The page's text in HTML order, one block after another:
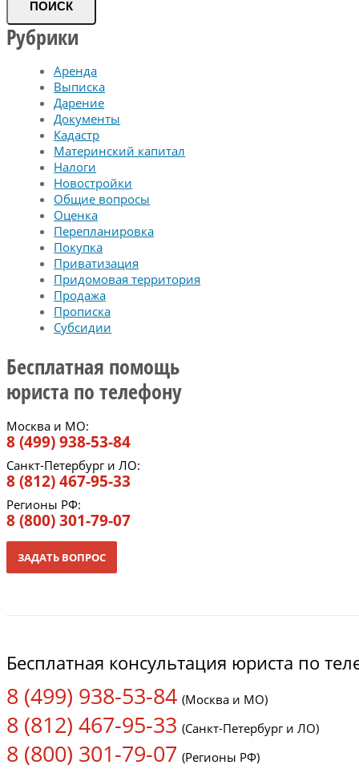
ПОИСК
Рубрики
Аренда
Выписка
Дарение
Документы
Кадастр
Материнский капитал
Налоги
Новостройки
Общие вопросы
Оценка
Перепланировка
Покупка
Приватизация
Придомовая территория
Продажа
Прописка
Субсидии
Бесплатная помощь
юриста по телефону
Москва и МО:
8 (499) 938-53-84
Санкт-Петербург и ЛО:
8 (812) 467-95-33
Регионы РФ:
8 (800) 301-79-07
ЗАДАТЬ ВОПРОС
Бесплатная консультация юриста по
8 (499) 938-53-84 (Москва и МО)
8 (812) 467-95-33 (Санкт-Петербург и ЛО)
8 (800) 301-79-07 (Регионы РФ)